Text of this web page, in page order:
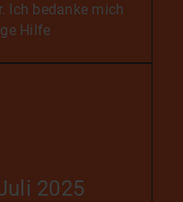
Ich bedanke mich
Hilfe
2025